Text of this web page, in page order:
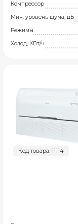
Компрессор
Мин. уровень шума, дБ
Режимы
Холод, КВт/ч
Код товара: 11114